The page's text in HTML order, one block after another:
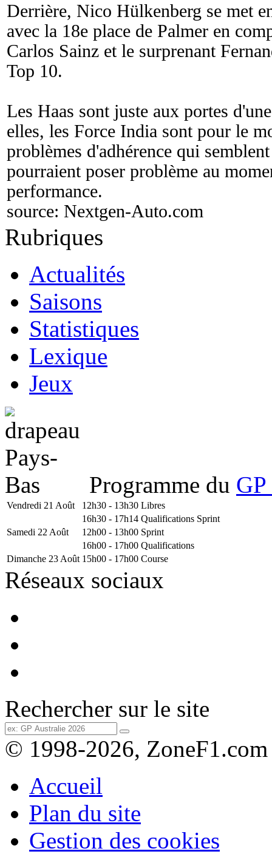
Derrière, Nico Hülkenberg se met
avec la 18e place de Palmer en
Carlos Sainz et le surprenant
Top 10.
Les Haas sont juste aux portes
elles, les Force India sont pour le
problèmes d'adhérence qui
pourraient poser problème au
performance.
source: Nextgen-Auto.com
Rubriques
Actualités
Saisons
Statistiques
Lexique
Jeux
Programme du
Vendredi 21 Août 12h30 - 13h30 Libres
16h30 - 17h14 Qualifications Sprint
Samedi 22 Août
12h00 - 13h00 Sprint
16h00 - 17h00 Qualifications
Dimanche 23 Août 15h00 - 17h00 Course
Réseaux sociaux
Rechercher sur le site
© 1998-2026, ZoneF1.com
Accueil
Plan du site
Gestion des cookies